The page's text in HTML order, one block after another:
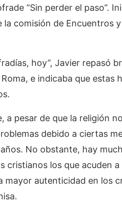
“Sin perder el paso”.
comisión de Encuentros
hoy”, Javier repasó
e indicaba que estas
a pesar de que la religión
debido a ciertas
No obstante, hay
cristianos los que acuden
mayor autenticidad en los